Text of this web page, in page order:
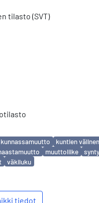
tilasto (SVT)
kunnassamuutto kuntien
muuttoliike
väkiluku
tiedot